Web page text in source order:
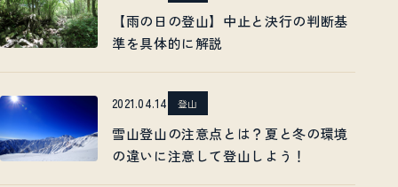
【雨の日の登山】中止と決行の判断基
準を具体的に解説
2021.04.14 登山
雪山登山の注意点とは？夏と冬の環境
の違いに注意して登山しよう！